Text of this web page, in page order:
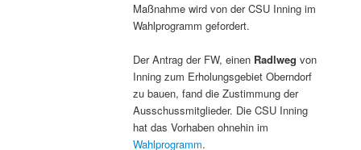
Maßnahme wird von der CSU Inning im
Wahlprogramm gefordert.
Der Antrag der FW, einen Radlweg von
Inning zum Erholungsgebiet Oberndorf
zu bauen, fand die Zustimmung der
Ausschussmitglieder. Die CSU Inning
hat das Vorhaben ohnehin im
Wahlprogramm.